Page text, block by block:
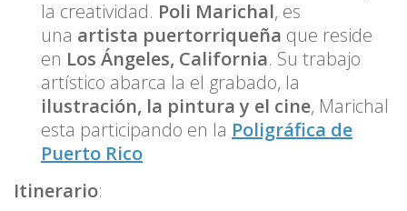
la creatividad. Poli Marichal, es
una artista puertorriqueña que reside
en Los Ángeles, California. Su trabajo
artístico abarca la el grabado, la
ilustración, la pintura y el cine, Marichal
esta participando en la Poligráfica de
Puerto Rico
Itinerario: